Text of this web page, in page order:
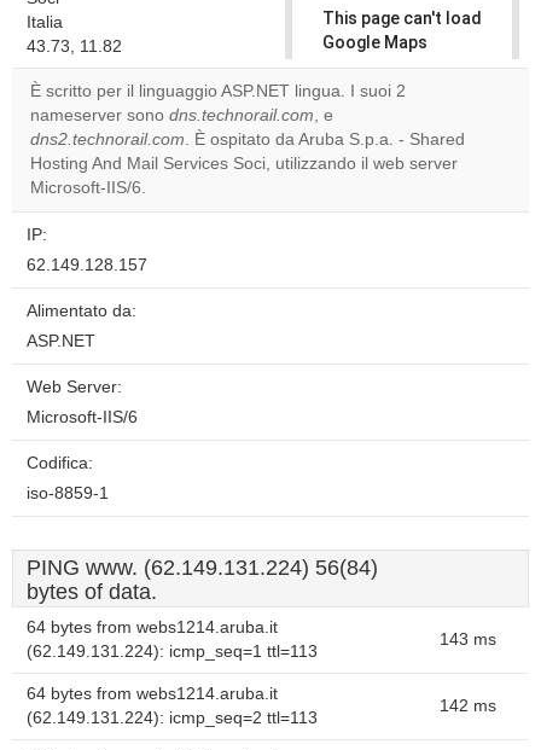
Italia
43.73, 11.82
This page can't load
Google Maps
correctly.
own this
website?
OK
È scritto per il linguaggio ASP.NET lingua. I suoi 2
nameserver sono dns.technorail.com, e
dns2.technorail.com. È ospitato da Aruba S.p.a. - Shared
Hosting And Mail Services Soci, utilizzando il web server
Microsoft-IIS/6.
IP:
62.149.128.157
Alimentato da:
ASP.NET
Web Server:
Microsoft-IIS/6
Codifica:
iso-8859-1
PING www. (62.149.131.224) 56(84)
bytes of data.
64 bytes from webs1214.aruba.it
(62.149.131.224): icmp_seq=1 ttl=113
143 ms
64 bytes from webs1214.aruba.it
(62.149.131.224): icmp_seq=2 ttl=113
142 ms